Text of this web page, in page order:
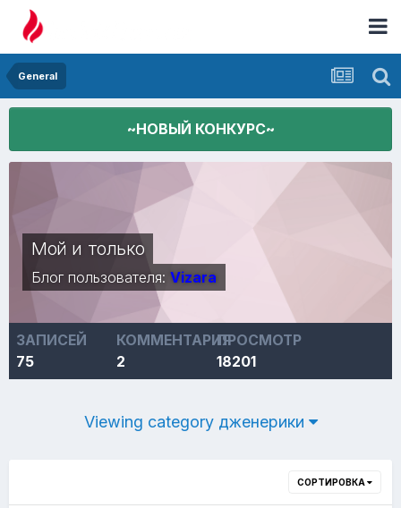
General
~НОВЫЙ КОНКУРС~
Мой и только
Блог пользователя: Vizara
ЗАПИСЕЙ
75
КОММЕНТАРИЯ
2
ПРОСМОТР
18201
Viewing category дженерики
СОРТИРОВКА